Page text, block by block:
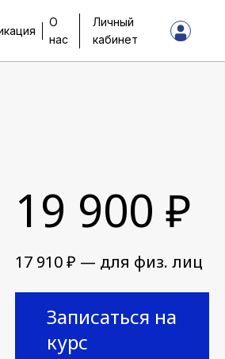
О
нас
Личный
кабинет
19 900 ₽
17 910 ₽ — для физ. лиц
Записаться на
курс